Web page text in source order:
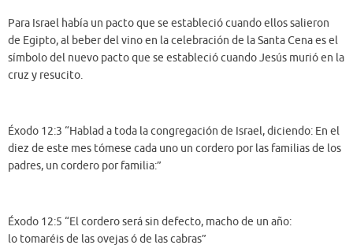
Para Israel había un pacto que se estableció cuando ellos salieron
de Egipto, al beber del vino en la celebración de la Santa Cena es el
símbolo del nuevo pacto que se estableció cuando Jesús murió en la
cruz y resucito.
Éxodo 12:3 “Hablad a toda la congregación de Israel, diciendo: En el
diez de este mes tómese cada uno un cordero por las familias de los
padres, un cordero por familia:”
Éxodo 12:5 “El cordero será sin defecto, macho de un año:
lo tomaréis de las ovejas ó de las cabras”